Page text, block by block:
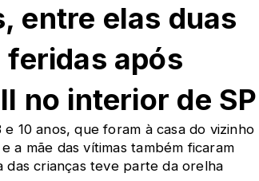
entre elas duas
após
no interior de SP
10 anos, que foram à casa do vizinho
a mãe das vítimas também ficaram
crianças teve parte da orelha